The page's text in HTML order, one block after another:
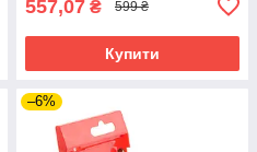
557,07 ₴ 599 ₴
Купити
–6%